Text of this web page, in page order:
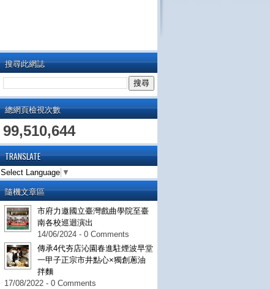
搜尋此網誌
總網頁檢視次數
99,510,644
TRANSLATE
Select Language ▼
隨機文章區
市府力邀國立臺灣戲曲學院至臺
南各校巡迴演出
14/06/2024 - 0 Comments
傳承4代夯店沁園春進駐煙波早堂
一甲子正宗市井點心×獨創蔥油
拌麵
17/08/2022 - 0 Comments